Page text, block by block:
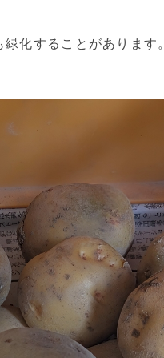
化することがあります。